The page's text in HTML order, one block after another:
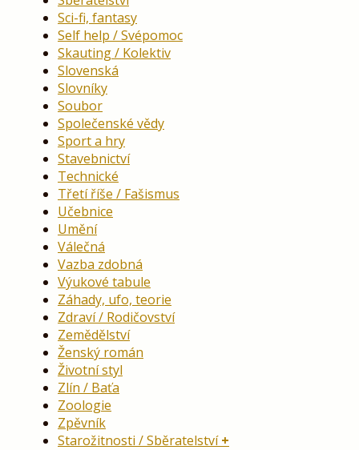
Sci-fi, fantasy
Self help / Svépomoc
Skauting / Kolektiv
Slovenská
Slovníky
Soubor
Společenské vědy
Sport a hry
Stavebnictví
Technické
Třetí říše / Fašismus
Učebnice
Umění
Válečná
Vazba zdobná
Výukové tabule
Záhady, ufo, teorie
Zdraví / Rodičovství
Zemědělství
Ženský román
Životní styl
Zlín / Baťa
Zoologie
Zpěvník
Starožitnosti / Sběratelství